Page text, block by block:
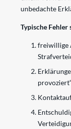
unbedachte
Typische Fehler
freiwillige